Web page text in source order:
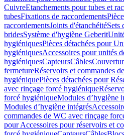
CuivreEtanchements pour tubes et
tubesFixations de raccordements
raccordementsJoints d'étanchéitéSets
bridesSystème d'hygiène Geberit
hygiéniquesPièces détachées pour
hygiéniquesAccessoires pour unités
hygiéniquesCapteursCâbles
fermetureRéservoirs et commandes
hygiéniquePièces détachées pour
avec rinçage forcé hygiénique
forcé hygiéniqueModules d’hygiène
Modules d’hygiène intégrés
commandes de WC avec rinçage
pour Accessoires pour réservoirs et